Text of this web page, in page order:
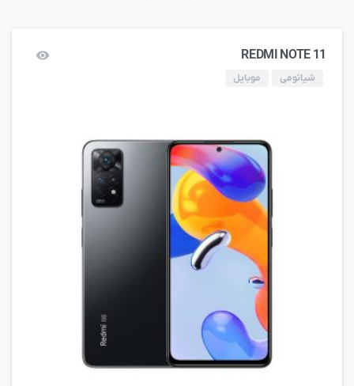
REDMI NOTE 11
شیائومی موبایل